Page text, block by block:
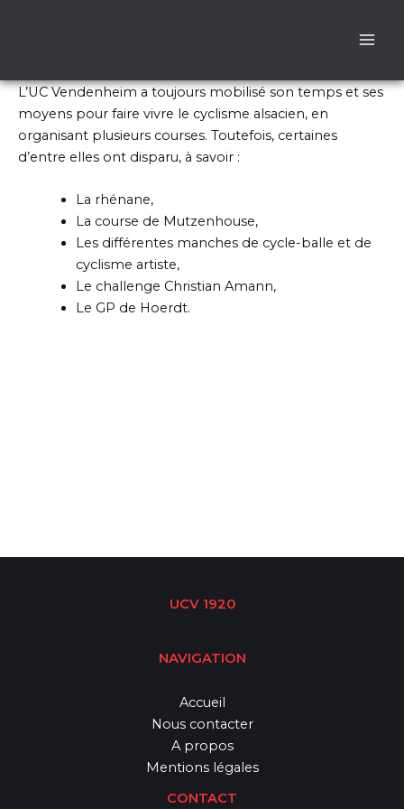
L’UC Vendenheim a toujours mobilisé son temps et ses
moyens pour faire vivre le cyclisme alsacien, en
organisant plusieurs courses. Toutefois, certaines
d’entre elles ont disparu, à savoir :
La rhénane,
La course de Mutzenhouse,
Les différentes manches de cycle-balle et de
cyclisme artiste,
Le challenge Christian Amann,
Le GP de Hoerdt.
UCV 1920
NAVIGATION
Accueil
Nous contacter
A propos
Mentions légales
CONTACT